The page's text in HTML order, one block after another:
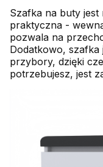
Szafka na buty jest
praktyczna -
pozwala na
Dodatkowo,
przybory, dzięki
potrzebujesz, jest